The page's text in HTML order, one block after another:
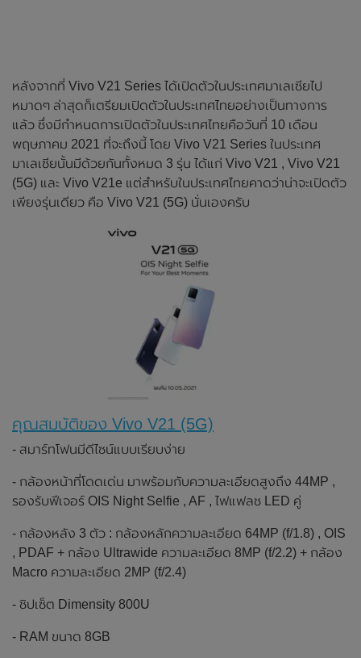
หลังจากที่ Vivo V21 Series ได้เปิดตัวในประเทศมาเลเซียไป
หมาดๆ ล่าสุดก็เตรียมเปิดตัวในประเทศไทยอย่างเป็นทางการ
แล้ว ซึ่งมีกำหนดการเปิดตัวในประเทศไทยคือวันที่ 10 เดือน
พฤษภาคม 2021 ที่จะถึงนี้ โดย Vivo V21 Series ในประเทศ
มาเลเซียนั้นมีด้วยกันทั้งหมด 3 รุ่น ได้แก่ Vivo V21 , Vivo V21
(5G) และ Vivo V21e แต่สำหรับในประเทศไทยคาดว่าน่าจะเปิดตัว
เพียงรุ่นเดียว คือ Vivo V21 (5G) นั่นเองครับ
คุณสมบัติของ Vivo V21 (5G)
- สมาร์ทโฟนมีดีไซน์แบบเรียบง่าย
- กล้องหน้าที่โดดเด่น มาพร้อมกับความละเอียดสูงถึง 44MP ,
รองรับฟีเจอร์ OIS Night Selfie , AF , ไฟแฟลช LED คู่
- กล้องหลัง 3 ตัว : กล้องหลักความละเอียด 64MP (f/1.8) , OIS
, PDAF + กล้อง Ultrawide ความละเอียด 8MP (f/2.2) + กล้อง
Macro ความละเอียด 2MP (f/2.4)
- ชิปเซ็ต Dimensity 800U
- RAM ขนาด 8GB